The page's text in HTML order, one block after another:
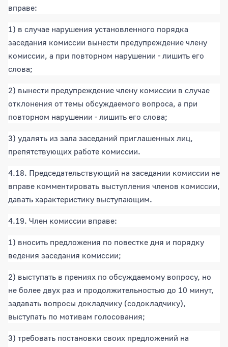
вправе:
1) в случае нарушения установленного порядка
заседания комиссии вынести предупреждение члену
комиссии, а при повторном нарушении - лишить его
слова;
2) вынести предупреждение члену комиссии в случае
отклонения от темы обсуждаемого вопроса, а при
повторном нарушении - лишить его слова;
3) удалять из зала заседаний приглашенных лиц,
препятствующих работе комиссии.
4.18. Председательствующий на заседании комиссии не
вправе комментировать выступления членов комиссии,
давать характеристику выступающим.
4.19. Член комиссии вправе:
1) вносить предложения по повестке дня и порядку
ведения заседания комиссии;
2) выступать в прениях по обсуждаемому вопросу, но
не более двух раз и продолжительностью до 10 минут,
задавать вопросы докладчику (содокладчику),
выступать по мотивам голосования;
3) требовать постановки своих предложений на